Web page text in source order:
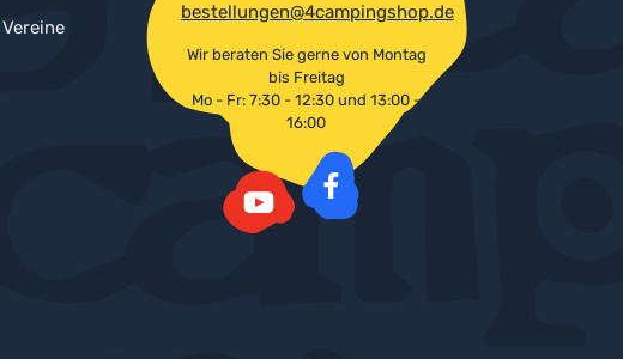
bestellungen@4campingshop.de
Wir beraten Sie gerne von Montag
bis Freitag
Mo - Fr: 7:30 - 12:30 und 13:00 -
16:00